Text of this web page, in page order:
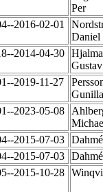
Per
2016-02-01
Daniel
2014-04-30
2019-11-27
2023-05-08
2015-07-03
2015-07-03
2015-10-28